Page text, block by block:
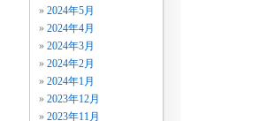
2024年5月
2024年4月
2024年3月
2024年2月
2024年1月
2023年12月
2023年11月